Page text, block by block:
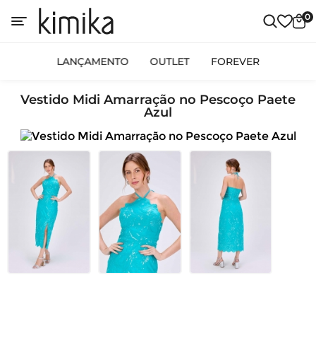
0
LANÇAMENTO OUTLET FOREVER
Vestido Midi Amarração no Pescoço Paete
Azul